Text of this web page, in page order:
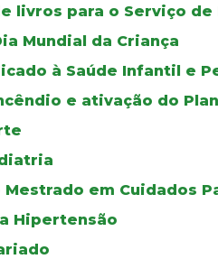
livros para o Serviço
Mundial da Criança
à Saúde Infantil e
e ativação do
em Cuidados
Hipertensão